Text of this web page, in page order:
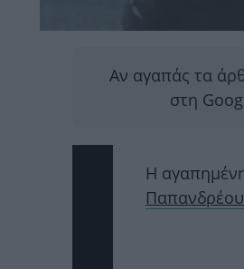
Αν αγαπάς τα
στη
Η
Παπανδρέου